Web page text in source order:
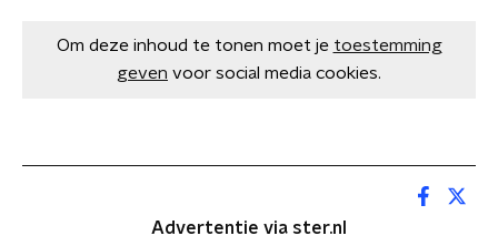
Om deze inhoud te tonen moet je toestemming
geven voor social media cookies.
Advertentie via ster.nl